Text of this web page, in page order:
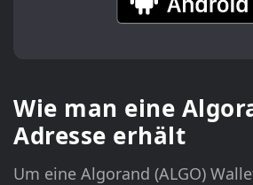
Wie man eine
Adresse erhält
Um eine Algorand (ALGO)